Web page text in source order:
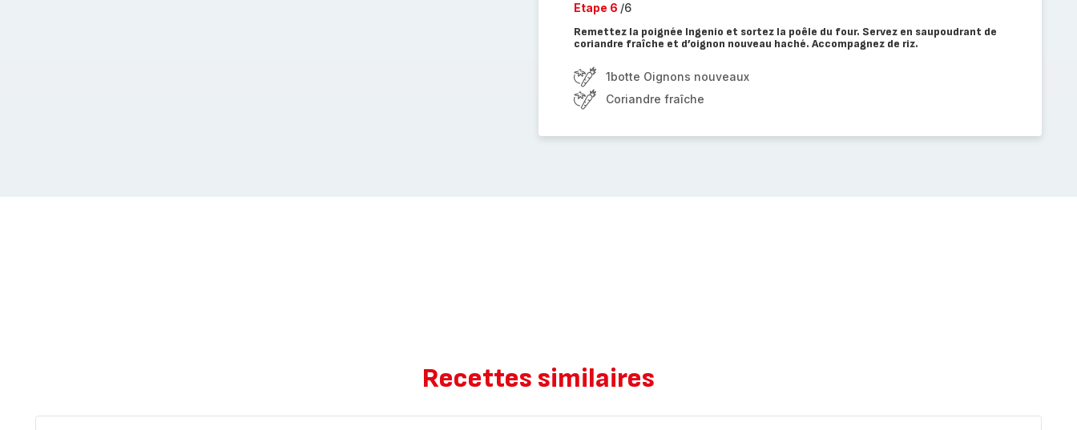
Etape 6 /6
Remettez la poignée Ingenio et sortez la poêle du four. Servez en saupoudrant de
coriandre fraîche et d’oignon nouveau haché. Accompagnez de riz.
1botte Oignons nouveaux
Coriandre fraîche
Recettes similaires